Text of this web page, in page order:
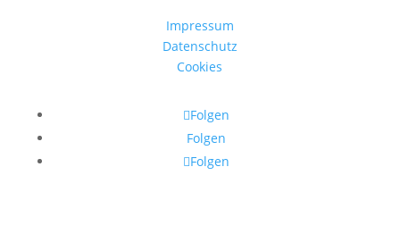
Impressum
Datenschutz
Cookies
Folgen
Folgen
Folgen